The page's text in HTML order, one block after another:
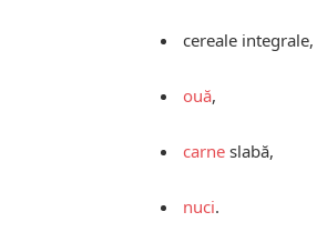
cereale integrale,
ouă,
carne slabă,
nuci.